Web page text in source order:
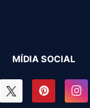
MÍDIA SOCIAL